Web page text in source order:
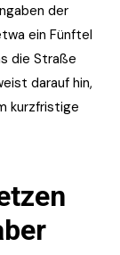
der
ein Fünftel
die Straße
darauf hin,
kurzfristige